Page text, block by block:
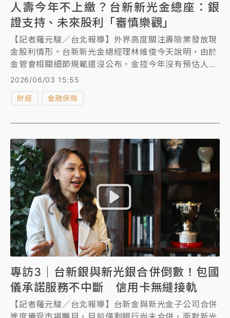
人壽今年不上繳？台新新光金總座：銀
證支持、未來股利「審慎樂觀」
【記者羅元駿／台北報導】外界高度關注壽險業發放現
金股利情形。台新新光金總經理林維俊今天說明，由於
金管會相關細節規範還沒公布，金控今年沒有預估人壽
要上繳，而是靠銀行、證券上繳支持股利政策。另外，
他也提到，目前第1季獲利狀況量好，未來的股利政策
是「審慎樂觀」，應該可以有穩定成長的期待。
2026/06/03 15:55
財經 金融保險
專訪3｜台新銀與新光銀合併倒數！包國
儀承諾服務不中斷 信用卡無縫接軌
【記者羅元駿／台北報導】台新金與新光金子公司合併